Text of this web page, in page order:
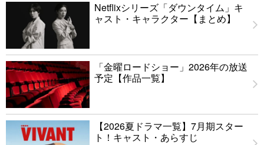
Netflixシリーズ「ダウンタイム」キ
ャスト・キャラクター【まとめ】
「金曜ロードショー」2026年の放送
予定【作品一覧】
【2026夏ドラマ一覧】7月期スター
ト！キャスト・あらすじ